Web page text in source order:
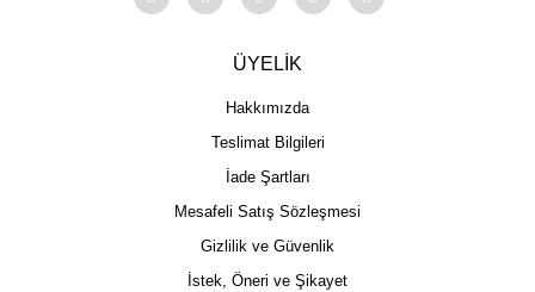
ÜYELİK
Hakkımızda
Teslimat Bilgileri
İade Şartları
Mesafeli Satış Sözleşmesi
Gizlilik ve Güvenlik
İstek, Öneri ve Şikayet